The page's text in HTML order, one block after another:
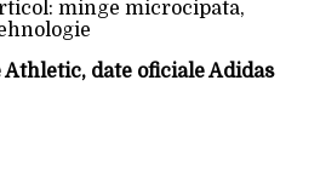
minge microcipata,
Athletic, date oficiale Adidas